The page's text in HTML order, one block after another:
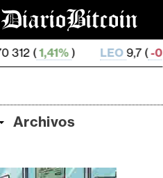
LEO9,7 (-0,46%) ZEC
Archivos